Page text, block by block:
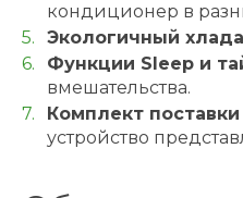
кондиционер в
Экологичный
Функции Sleep и
вмешательства.
Комплект поставки
устройство